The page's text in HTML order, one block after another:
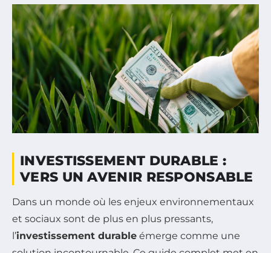
INVESTISSEMENT DURABLE :
VERS UN AVENIR RESPONSABLE
Dans un monde où les enjeux environnementaux
et sociaux sont de plus en plus pressants,
l’investissement durable émerge comme une